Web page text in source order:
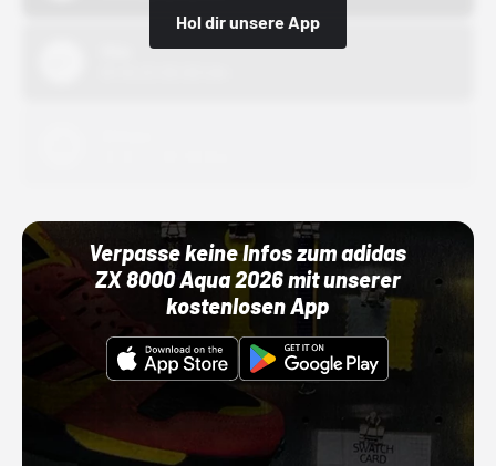
Hol dir unsere App
Verpasse keine Infos zum adidas
ZX 8000 Aqua 2026 mit unserer
kostenlosen App